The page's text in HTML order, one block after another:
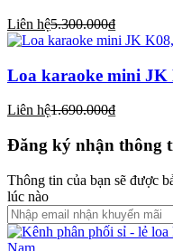
Liên hệ5.300.000₫
Loa karaoke mini JK
Liên hệ1.690.000₫
Đăng ký nhận thông
Thông tin của bạn sẽ được
lúc nào